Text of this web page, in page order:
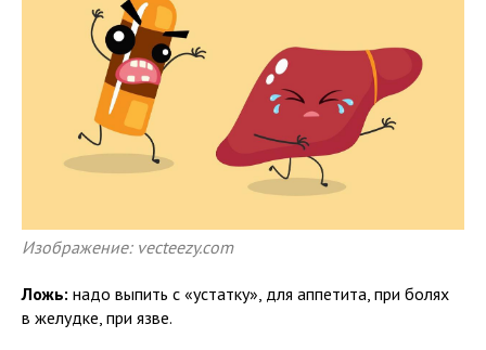
Изображение: vecteezy.com
Ложь: надо выпить с «устатку», для аппетита, при болях
в желудке, при язве.